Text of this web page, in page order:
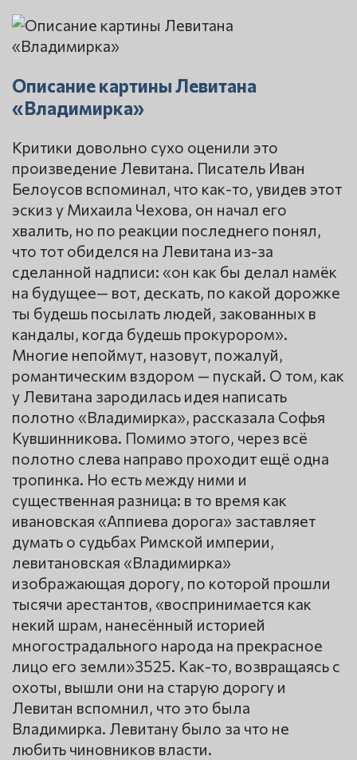
Описание картины Левитана
«Владимирка»
Критики довольно сухо оценили это
произведение Левитана. Писатель Иван
Белоусов вспоминал, что как-то, увидев этот
эскиз у Михаила Чехова, он начал его
хвалить, но по реакции последнего понял,
что тот обиделся на Левитана из-за
сделанной надписи: «он как бы делал намёк
на будущее— вот, дескать, по какой дорожке
ты будешь посылать людей, закованных в
кандалы, когда будешь прокурором».
Многие непоймут, назовут, пожалуй,
романтическим вздором — пускай. О том, как
у Левитана зародилась идея написать
полотно «Владимирка», рассказала Софья
Кувшинникова. Помимо этого, через всё
полотно слева направо проходит ещё одна
тропинка. Но есть между ними и
существенная разница: в то время как
ивановская «Аппиева дорога» заставляет
думать о судьбах Римской империи,
левитановская «Владимирка»
изображающая дорогу, по которой прошли
тысячи арестантов, «воспринимается как
некий шрам, нанесённый историей
многострадального народа на прекрасное
лицо его земли»3525. Как-то, возвращаясь с
охоты, вышли они на старую дорогу и
Левитан вспомнил, что это была
Владимирка. Левитану было за что не
любить чиновников власти.